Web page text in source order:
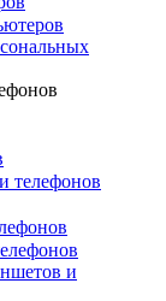
телефонов
и